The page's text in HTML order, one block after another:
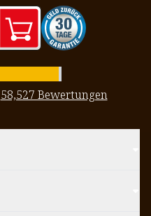
58,527 Bewertungen